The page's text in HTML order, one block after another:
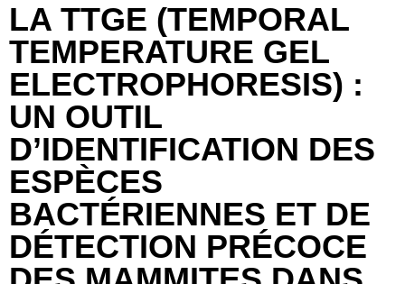
LA TTGE (TEMPORAL
TEMPERATURE GEL
ELECTROPHORESIS) :
UN OUTIL
D’IDENTIFICATION DES
ESPÈCES
BACTÉRIENNES ET DE
DÉTECTION PRÉCOCE